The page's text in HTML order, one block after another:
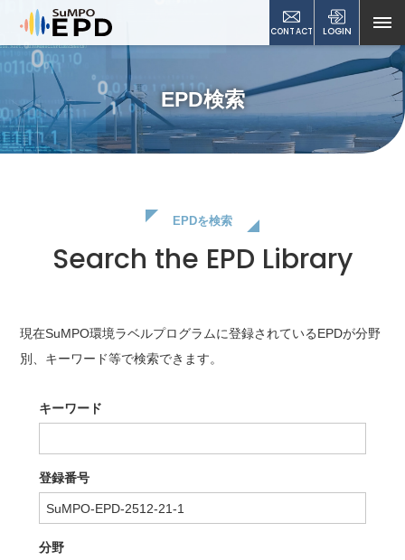
CONTACT LOGIN
EPD検索
EPDを検索
Search the EPD Library
現在SuMPO環境ラベルプログラムに登録されているEPDが分野
別、キーワード等で検索できます。
キーワード
登録番号
分野